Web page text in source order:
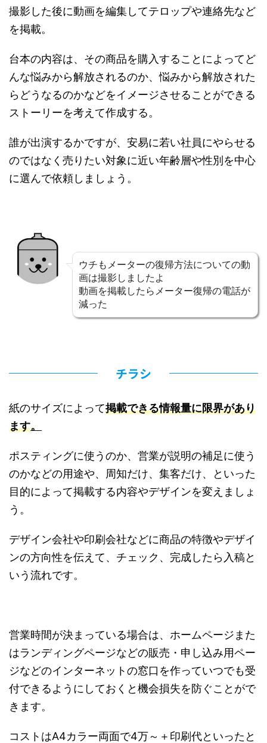
撮影した後に動画を編集してテロップや連絡先など
を掲載。
台本の内容は、その商品を購入することによってど
んな悩みから解放されるのか、悩みから解放された
らどうなるのかなどをイメージさせることができる
ストーリーを考えて作成する。
誰が出演するかですが、安易に若い社員にやらせる
のではなく売りたい対象に近い年齢層や性別を中心
に選んで依頼しましょう。
ウチもメーターの復帰方法についての動
画は撮影しましたよ
動画を掲載したらメーター復帰の電話が
減った
チラシ
紙のサイズによって掲載できる情報量に限界があり
ます。
ポスティングに使うのか、営業が説明の補足に使う
のかなどの用途や、周知だけ、集客だけ、といった
目的によって掲載する内容やデザインを変えましょ
う。
デザイン会社や印刷会社などに商品の特徴やデザイ
ンの方向性を伝えて、チェック、完成したら入稿と
いう流れです。
営業時間が決まっている場合は、ホームページまた
はランディングページなどの販売・申し込み用ペー
ジなどのインターネットの窓口を作っていつでも受
付できるようにしておくと機会損失を防ぐことがで
きます。
コストはA4カラー両面で4万～＋印刷代といったと